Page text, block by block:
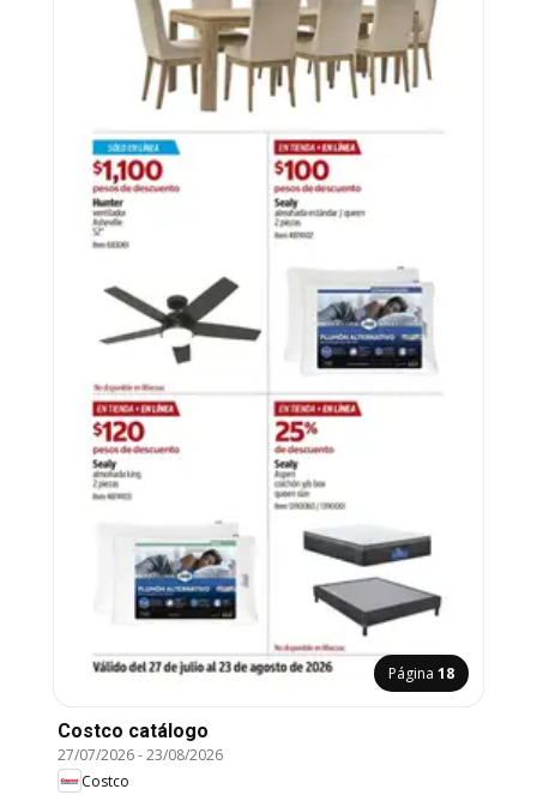
Página 18
Costco catálogo
27/07/2026-23/08/2026
Costco